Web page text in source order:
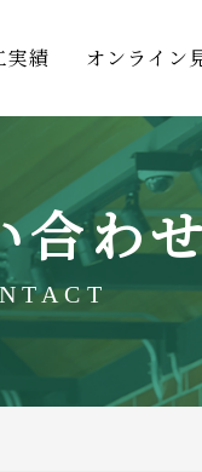
実績 オンライン
合わ